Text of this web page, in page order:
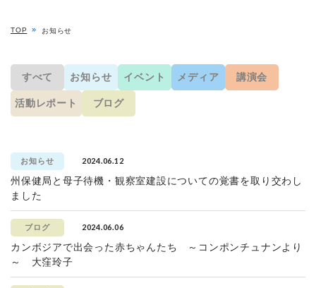
TOP お知らせ
すべて お知らせ イベント メディア 講演会
活動レポート ブログ
お知らせ 2024.06.12
州保健局と母子待機・観察室建設についての覚書を取り交わし
ました
ブログ 2024.06.06
カンボジアで出会った赤ちゃんたち ～コンポンチュナンより
～ 大窪玲子